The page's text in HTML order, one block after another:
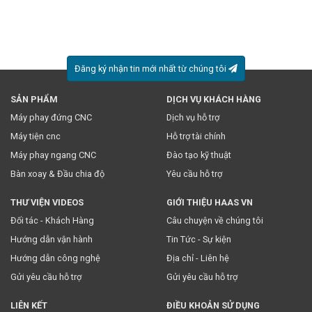
Đăng ký nhận tin mới nhất từ chúng tôi
* Việc này đồng nghĩa với việc bạn chấp nhậnchính sách
của chúng tôi.
SẢN PHẨM
Máy phay đứng CNC
Máy tiện cnc
Máy phay ngang CNC
Bàn xoay & Đầu chia độ
DỊCH VỤ KHÁCH HÀNG
Dịch vụ hỗ trợ
Hỗ trợ tài chính
Đào tạo kỹ thuật
Yêu cầu hỗ trợ
THƯ VIỆN VIDEOS
Đối tác - Khách Hàng
Hướng dẫn vận hành
Hướng dẫn công nghệ
Gửi yêu cầu hỗ trợ
GIỚI THIỆU HAAS VN
Câu chuyện về chúng tôi
Tin Tức - Sự kiện
Địa chỉ - Liên hệ
Gửi yêu cầu hỗ trợ
LIÊN KẾT ĐIỀU KHOẢN SỬ DỤNG